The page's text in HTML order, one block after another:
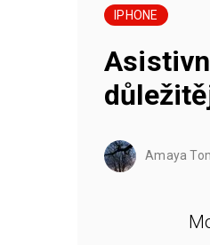
IPHONE
Amaya